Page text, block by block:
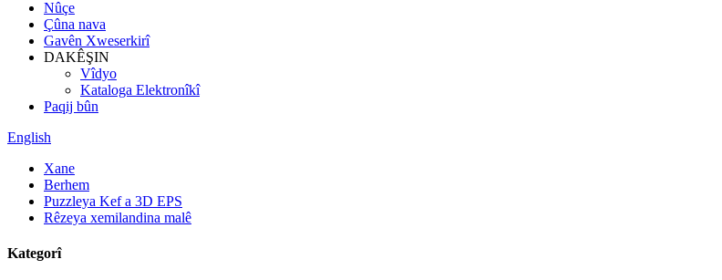
Nûçe
Çûna nava
Gavên Xweserkirî
DAKÊŞIN
Vîdyo
Kataloga Elektronîkî
Paqij bûn
English
Xane
Berhem
Puzzleya Kef a 3D EPS
Rêzeya xemilandina malê
Kategorî